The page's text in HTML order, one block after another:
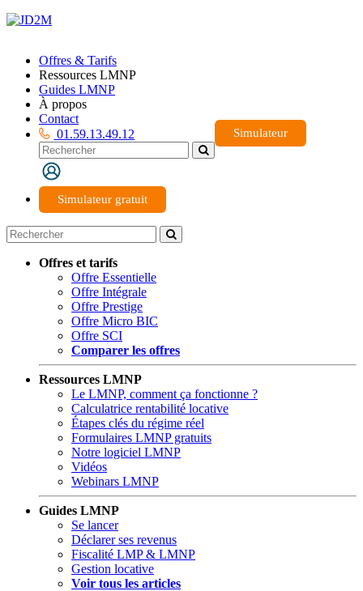
Offres & Tarifs
Ressources LMNP
Guides LMNP
À propos
Contact
01.59.13.49.12
Simulateur gratuit
Simulateur
Offres et tarifs
Offre Essentielle
Offre Intégrale
Offre Prestige
Offre Micro BIC
Offre SCI
Comparer les offres
Ressources LMNP
Le LMNP, comment ça fonctionne ?
Calculatrice rentabilité locative
Étapes clés du régime réel
Formulaires LMNP gratuits
Notre logiciel LMNP
Vidéos
Webinars LMNP
Guides LMNP
Se lancer
Déclarer ses revenus
Fiscalité LMP & LMNP
Gestion locative
Voir tous les articles